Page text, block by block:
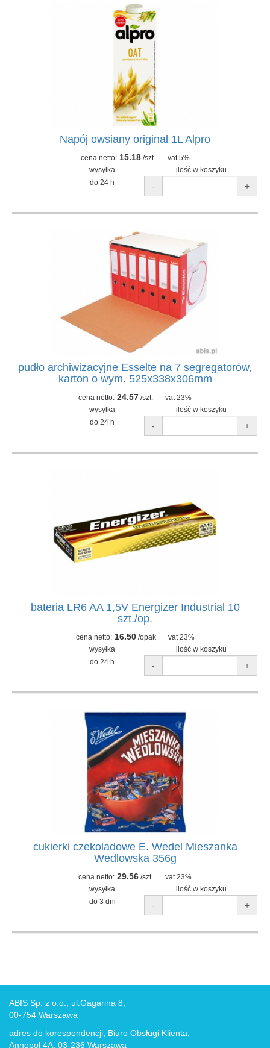
Napój owsiany original 1L Alpro
cena netto: 15.18/szt.
vat 5%
wysyłka
ilość w koszyku
do 24 h
- +
pudło archiwizacyjne Esselte na 7 segregatorów,
karton o wym. 525x338x306mm
cena netto: 24.57 /szt.
vat 23%
wysyłka
ilość w koszyku
do 24 h
- +
bateria LR6 AA 1,5V Energizer Industrial 10
szt./op.
cena netto: 16.50/opak
vat 23%
wysyłka
ilość w koszyku
do 24 h
- +
cukierki czekoladowe E. Wedel Mieszanka
Wedlowska 356g
cena netto: 29.56 /szt.
vat 23%
wysyłka
ilość w koszyku
do 3 dni
- +
ABIS Sp. z o.o., ul.Gagarina 8,
00-754 Warszawa
adres do korespondencji, Biuro Obsługi Klienta,
Annopol 4A, 03-236 Warszawa